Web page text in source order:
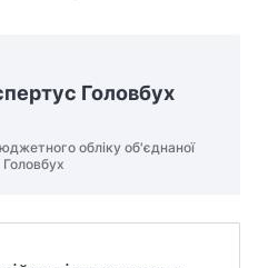
Головбух
обліку об'єднаної
Головбух